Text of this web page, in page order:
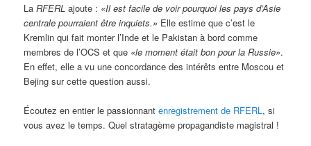
LaRFERL ajoute : «Il est facile de voir pourquoi les pays d’Asie
centrale pourraient être inquiets.» Elle estime que c’est le
Kremlin qui fait monter l’Inde et le Pakistan à bord comme
membres de l’OCS et que «le moment était bon pour la Russie».
En effet, elle a vu une concordance des intérêts entre Moscou et
Bejing sur cette question aussi.
Écoutez en entier le passionnantenregistrement de RFERL, si
vous avez le temps. Quel stratagème propagandiste magistral !